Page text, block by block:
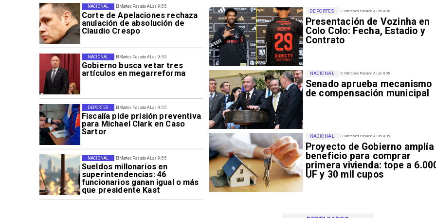
El Martes Pasado A Las 9:55
Corte de Apelaciones rechaza
anulación de absolución de
Claudio Crespo
NACIONAL
El Martes Pasado A Las 9:55
Gobierno busca vetar tres
artículos en megarreforma
NACIONAL
El Martes Pasado A Las 9:55
Fiscalía pide prisión preventiva
para Michael Clark en Caso
Sartor
DEPORTES
El Martes Pasado A Las 9:55
Sueldos millonarios en
superintendencias: 46
funcionarios ganan igual o más
que presidente Kast
NACIONAL
El Miércoles Pasado A Las 9:35
Presentación de Vozinha en
Colo Colo: Fecha, Estadio y
Contrato
DEPORTES
El Miércoles Pasado A Las 9:35
Senado aprueba mecanismo
de compensación municipal
NACIONAL
El Miércoles Pasado A Las 9:35
Proyecto de Gobierno amplía
beneficio para comprar
primera vivienda: tope a
UF y 30 mil cupos
NACIONAL